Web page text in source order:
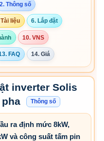
2. Thông số
liệu 6. Lắp đặt
10. VNS
FAQ 14. Giá
inverter Solis
pha
Thông số
ra định mức 8kW,
và công suất tấm pin